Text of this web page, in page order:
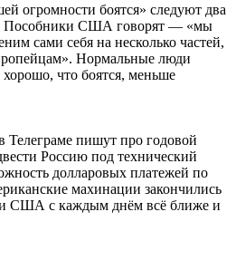
огромности боятся» следуют два
Пособники США говорят — «мы
сами себя на несколько частей,
Нормальные люди
что боятся, меньше
Телеграме пишут про годовой
Россию под технический
долларовых платежей по
махинации закончились
США с каждым днём всё ближе и